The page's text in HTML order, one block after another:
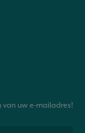
van uw e-mailadres!